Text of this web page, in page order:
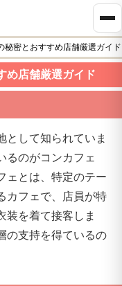
秘密とおすすめ店舗厳選ガイド
め店舗厳選ガイド
として知られていま
るのがコンカフェ
ェとは、特定のテー
カフェで、店員が特
装を着て接客しま
の支持を得ているの